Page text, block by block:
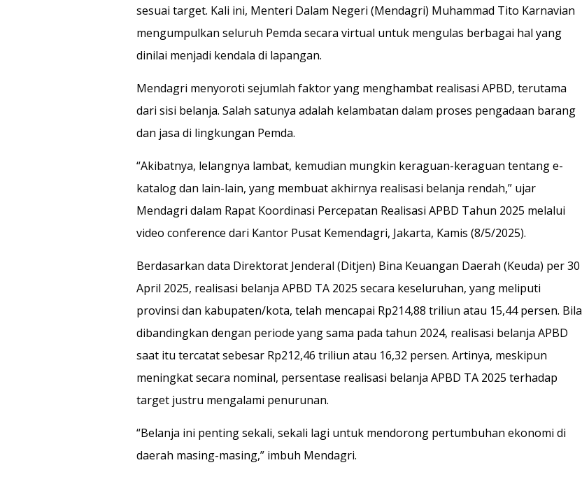
sesuai target. Kali ini, Menteri Dalam Negeri (Mendagri) Muhammad Tito Karnavian
mengumpulkan seluruh Pemda secara virtual untuk mengulas berbagai hal yang
dinilai menjadi kendala di lapangan.
Mendagri menyoroti sejumlah faktor yang menghambat realisasi APBD, terutama
dari sisi belanja. Salah satunya adalah kelambatan dalam proses pengadaan barang
dan jasa di lingkungan Pemda.
“Akibatnya, lelangnya lambat, kemudian mungkin keraguan-keraguan tentang e-
katalog dan lain-lain, yang membuat akhirnya realisasi belanja rendah,” ujar
Mendagri dalam Rapat Koordinasi Percepatan Realisasi APBD Tahun 2025 melalui
video conference dari Kantor Pusat Kemendagri, Jakarta, Kamis (8/5/2025).
Berdasarkan data Direktorat Jenderal (Ditjen) Bina Keuangan Daerah (Keuda) per 30
April 2025, realisasi belanja APBD TA 2025 secara keseluruhan, yang meliputi
provinsi dan kabupaten/kota, telah mencapai Rp214,88 triliun atau 15,44 persen. Bila
dibandingkan dengan periode yang sama pada tahun 2024, realisasi belanja APBD
saat itu tercatat sebesar Rp212,46 triliun atau 16,32 persen. Artinya, meskipun
meningkat secara nominal, persentase realisasi belanja APBD TA 2025 terhadap
target justru mengalami penurunan.
“Belanja ini penting sekali, sekali lagi untuk mendorong pertumbuhan ekonomi di
daerah masing-masing,” imbuh Mendagri.